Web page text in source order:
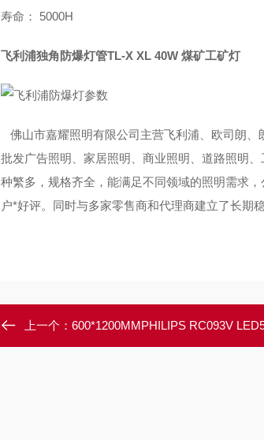
寿命： 5000H
飞利浦独角防爆灯管TL-X XL 40W 煤矿工矿灯
佛山市嘉耀照明有限公司主营飞利浦、欧司朗
批发广告照明、家居照明、商业照明、道路照明
种繁多，规格齐全，能满足不同领域的照明需求
户*好评。同时与多家零售商和代理商建立了长期
上一个： 600*1200MMPHILIPS RC093V LED52S/865 PSU 52W 面板